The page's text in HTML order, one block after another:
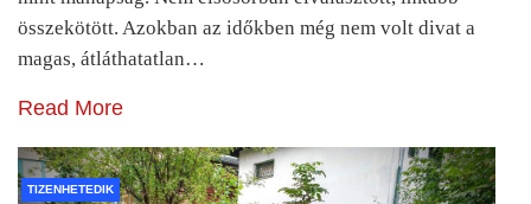
összekötött. Azokban az időkben még nem volt divat a
magas, átláthatatlan…
Read More
TIZENHETEDIK